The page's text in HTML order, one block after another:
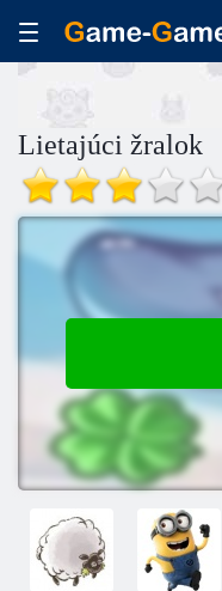
Lietajúci žralok